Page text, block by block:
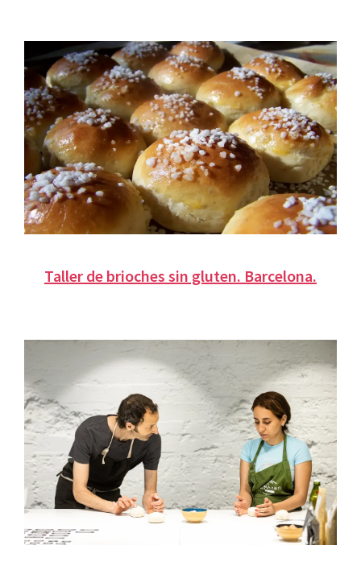
Taller de brioches sin gluten. Barcelona.